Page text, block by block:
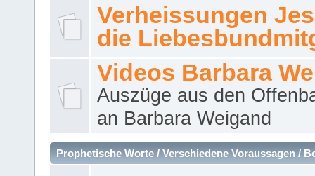
Verheissungen
die
Videos Barbara
Auszüge aus den
an Barbara Weigand
Prophetische Worte / Verschiedene Voraussagen /